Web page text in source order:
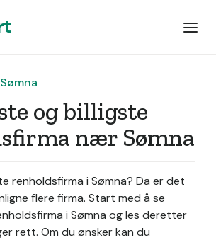
og billigste
nær Sømna
renholdsfirma i Sømna? Da er det
flere firma. Start med å se
i Sømna og les deretter
rett. Om du ønsker kan du